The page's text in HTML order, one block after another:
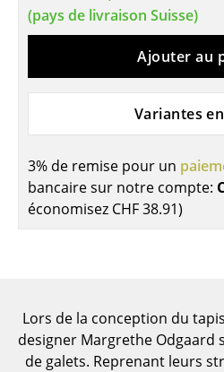
Secrétaires & Tables PC
Tables de conférence et
Tables hautes & Pupitres
Tables enfants
Table de jardin
Chariots & Dessertes
Rangements
Étagères & Armoires
(pays de livraison Suisse)
Ajouter au
Variantes
3% de remise pour un
bancaire sur notre compte:
économisez CHF 38.91)
Lors de la conception du
designer Margrethe Odgaard
de galets. Reprenant leurs